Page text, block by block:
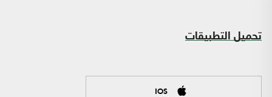
تحميل التطبيقات
IOS